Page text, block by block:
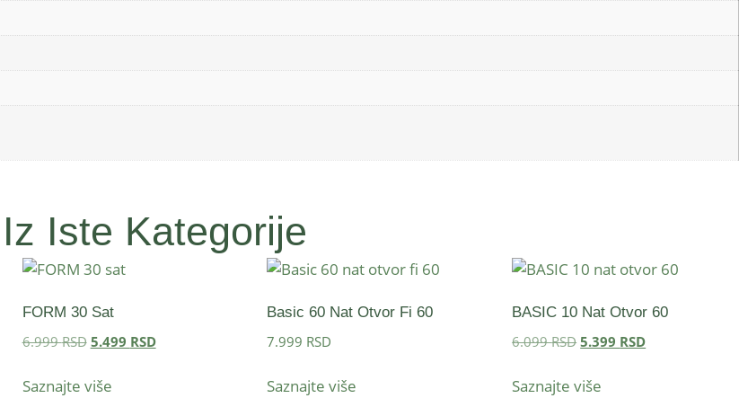
Iste Kategorije
FORM 30 Sat
6.999RSD 5.499 RSD
Saznajte više
Basic 60 Nat Otvor Fi 60
7.999 RSD
Saznajte više
BASIC 10 Nat Otvor 60
6.099RSD 5.399 RSD
Saznajte više